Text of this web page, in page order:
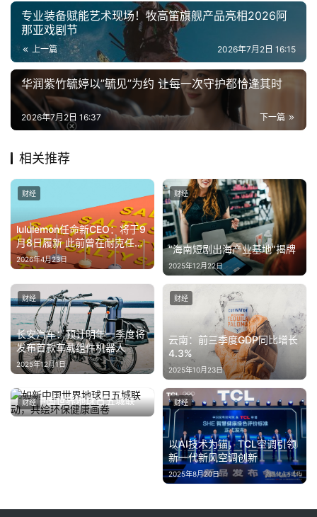
新
能
源
专业装备赋能艺术现场！牧高笛旗舰产品亮相2026阿
那亚戏剧节
上一篇 2026年7月2日 16:15
华润紫竹毓婷以”毓见”为约 让每一次守护都恰逢其时
下一篇
2026年7月2日 16:37
相关推荐
lululemon任命新CEO：将于9
月8日履新 此前曾在耐克任职
超25年
2026年4月23日
财经
“海南短剧出海产业基地”揭牌
2025年12月22日
财经
长安汽车：预计明年一季度将
发布首款车载组件机器人
2025年12月1日
财经
云南：前三季度GDP同比增长
4.3%
2025年10月23日
财经
如新中国世界地球日五城联
动，共绘环保健康画卷
2025年4月21日
财经
以AI技术为锚，TCL空调引领
新一代新风空调创新
2025年8月20日
财经